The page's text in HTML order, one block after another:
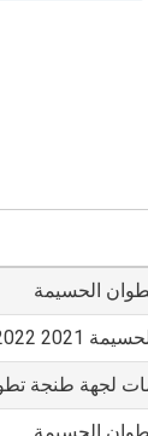
الحسيمة
2023
لجهة طنجة